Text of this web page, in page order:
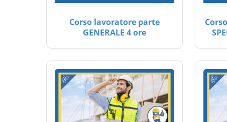
Corso lavoratore parte
GENERALE 4 ore